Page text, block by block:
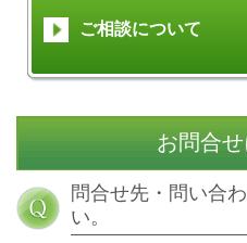
ご相談について
お問合
問合せ先・問い合
い。